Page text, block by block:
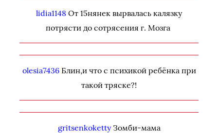
lidia1148 От 15нянек вырвалась калязку
потрясти до сотрясения г. Мозга
olesia7436Блин,и что с психикой ребёнка при
такой тряске?!
gritsenkokettyЗомби-мама